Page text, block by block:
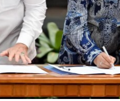
a
n
P
e
r
t
a
n
i
a